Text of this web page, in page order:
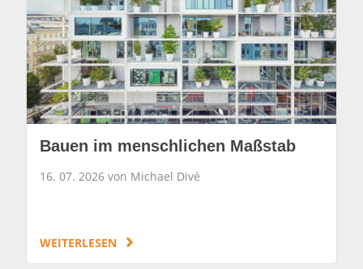
Bauen im menschlichen Maßstab
16. 07. 2026 von Michael Divé
WEITERLESEN